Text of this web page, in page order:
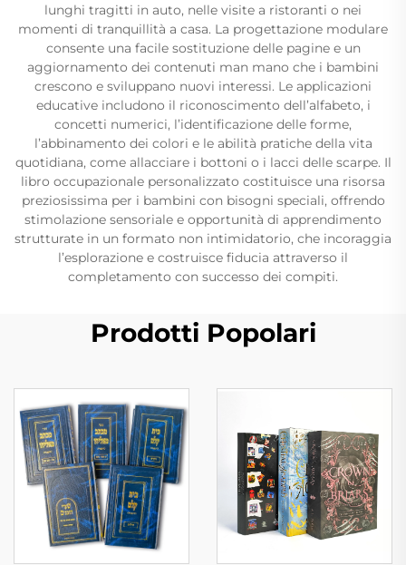
lunghi tragitti in auto, nelle visite a ristoranti o nei
momenti di tranquillità a casa. La progettazione modulare
consente una facile sostituzione delle pagine e un
aggiornamento dei contenuti man mano che i bambini
crescono e sviluppano nuovi interessi. Le applicazioni
educative includono il riconoscimento dell’alfabeto, i
concetti numerici, l’identificazione delle forme,
l’abbinamento dei colori e le abilità pratiche della vita
quotidiana, come allacciare i bottoni o i lacci delle scarpe. Il
libro occupazionale personalizzato costituisce una risorsa
preziosissima per i bambini con bisogni speciali, offrendo
stimolazione sensoriale e opportunità di apprendimento
strutturate in un formato non intimidatorio, che incoraggia
l’esplorazione e costruisce fiducia attraverso il
completamento con successo dei compiti.
Prodotti Popolari